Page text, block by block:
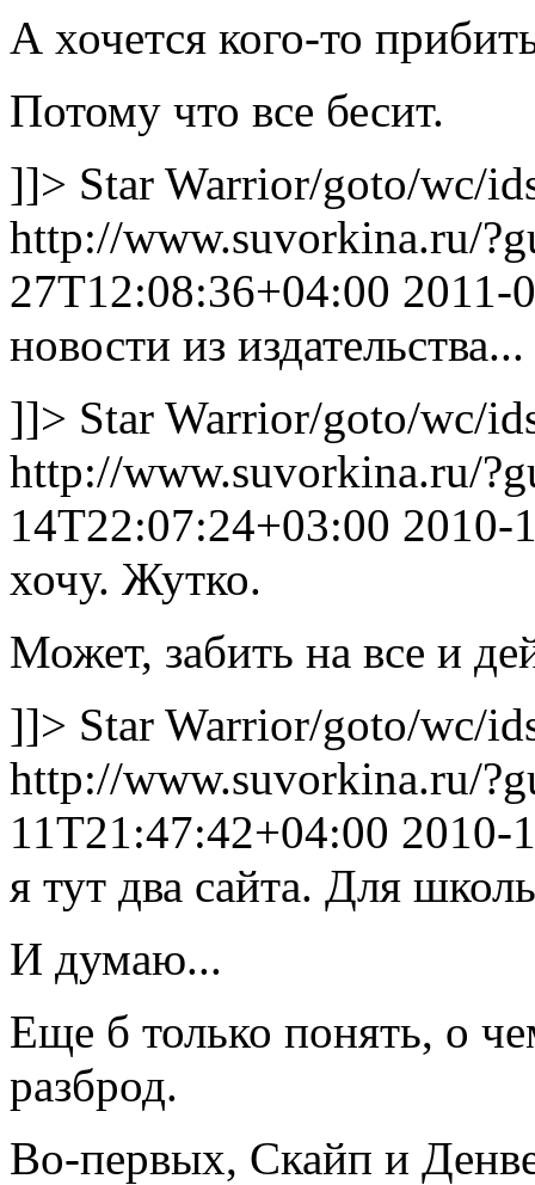
А хочется кого-то
Потому что все бесит.
]]> Star Warrior/goto/wc/
http://www.suvorkina.ru/
27T12:08:36+04:00 2011-
новости из издательства...
]]> Star Warrior/goto/wc/
http://www.suvorkina.ru/
14T22:07:24+03:00 2010-
хочу. Жутко.
Может, забить на все и
]]> Star Warrior/goto/wc/
http://www.suvorkina.ru/
11T21:47:42+04:00 2010-
я тут два сайта. Для
И думаю...
Еще б только понять, о
разброд.
Во-первых, Скайп и